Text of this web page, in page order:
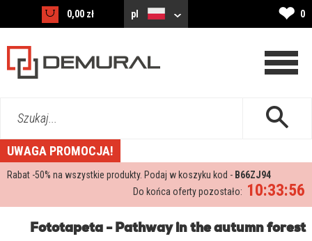
0,00 zł pl ❤ 0
Szukaj...
UWAGA PROMOCJA!
Rabat -50% na wszystkie produkty. Podaj w koszyku kod - B66ZJ94
10:33:55
Do końca oferty pozostało:
Fototapeta - Pathway in the autumn forest